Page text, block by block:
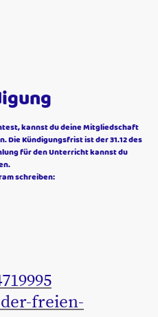
kannst du deine Mitgliedschaft
Die Kündigungsfrist ist der 31.12 des
für den Unterricht kannst du
schreiben:
freien-